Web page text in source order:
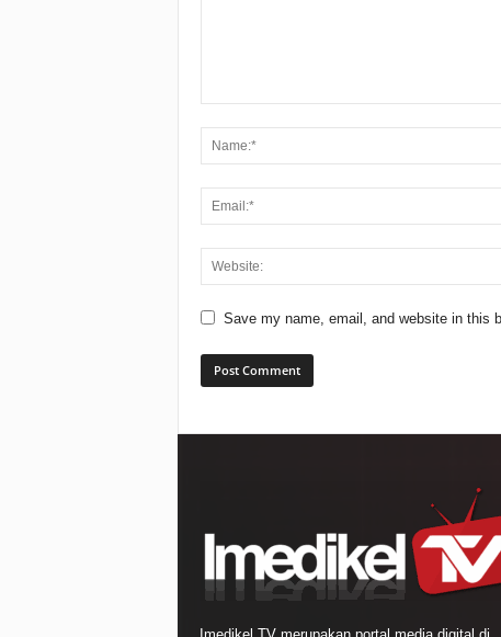
Save my name, email, and website in this
Imedikel TV merupakan portal media digital di